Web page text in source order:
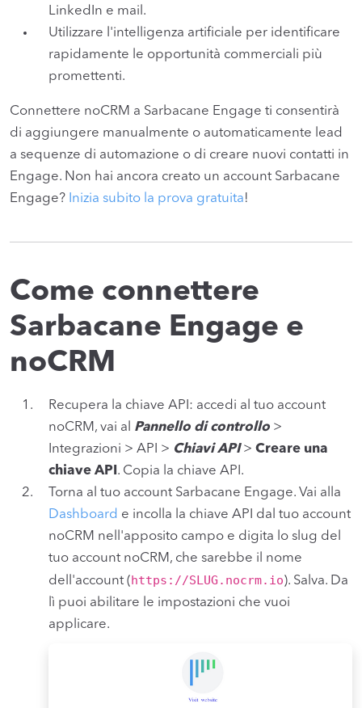
LinkedIn e mail.
Utilizzare l'intelligenza artificiale per identificare
rapidamente le opportunità commerciali più
promettenti.
Connettere noCRM a Sarbacane Engage ti consentirà
di aggiungere manualmente o automaticamente lead
a sequenze di automazione o di creare nuovi contatti in
Engage. Non hai ancora creato un account Sarbacane
Engage? Inizia subito la prova gratuita!
Come connettere
Sarbacane Engage e
noCRM
Recupera la chiave API: accedi al tuo account
noCRM, vai al Pannello di controllo >
Integrazioni > API > Chiavi API> Creare una
chiave API . Copia la chiave API.
Torna al tuo account Sarbacane Engage. Vai alla
Dashboard e incolla la chiave API dal tuo account
noCRM nell'apposito campo e digita lo slug del
tuo account noCRM, che sarebbe il nome
dell'account (https://SLUG.nocrm.io). Salva. Da
lì puoi abilitare le impostazioni che vuoi
applicare.